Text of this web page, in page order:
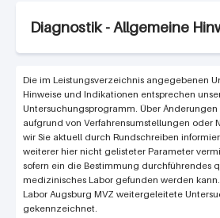
Diagnostik - Allgemeine
Die im Leistungsverzeichnis angegebenen
Hinweise und Indikationen entsprechen
Untersuchungsprogramm. Über
aufgrund von Verfahrensumstellungen oder
wir Sie aktuell durch Rundschreiben
weiterer hier nicht gelisteter Parameter
sofern ein die Bestimmung durchführendes
medizinisches Labor gefunden werden
Labor Augsburg MVZ weitergeleitete
gekennzeichnet.